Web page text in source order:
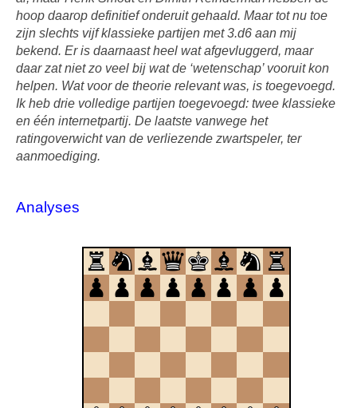
hoop daarop definitief onderuit gehaald. Maar tot nu toe
zijn slechts vijf klassieke partijen met 3.d6 aan mij
bekend. Er is daarnaast heel wat afgevluggerd, maar
daar zat niet zo veel bij wat de ‘wetenschap’ vooruit kon
helpen. Wat voor de theorie relevant was, is toegevoegd.
Ik heb drie volledige partijen toegevoegd: twee klassieke
en één internetpartij. De laatste vanwege het
ratingoverwicht van de verliezende zwartspeler, ter
aanmoediging.
Analyses